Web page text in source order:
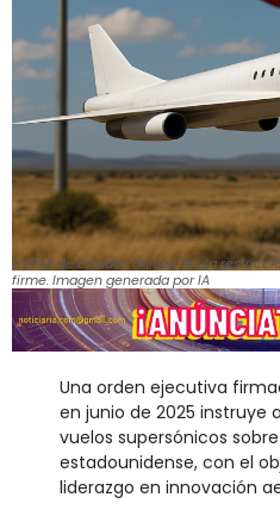
La FAA de Estados Unicos anula
firme. Imagen generada por IA
Una orden ejecutiva
en junio de 2025 instruye
vuelos supersónicos
estadounidense, con el
liderazgo en innovación